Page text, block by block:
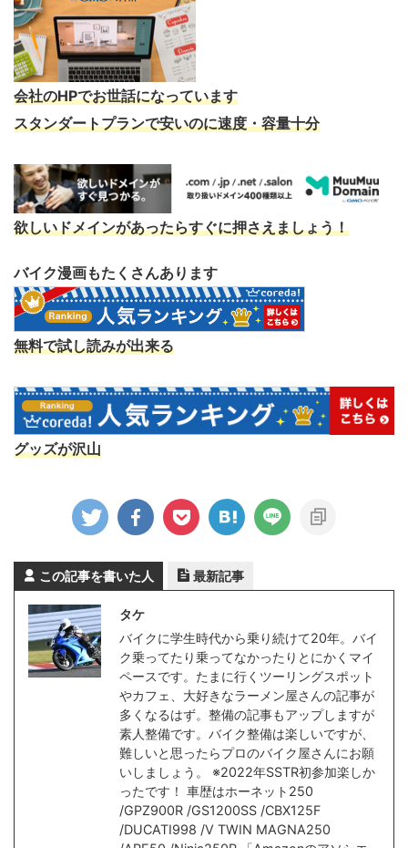
会社のHPでお世話になっています
スタンダートプランで安いのに速度・容量十分
欲しいドメインがあったらすぐに押さえましょう！
バイク漫画もたくさんあります
無料で試し読みが出来る
グッズが沢山
この記事を書いた人 最新記事
タケ
バイクに学生時代から乗り続けて20年。バイ
ク乗ってたり乗ってなかったりとにかくマイ
ペースです。たまに行くツーリングスポット
やカフェ、大好きなラーメン屋さんの記事が
多くなるはず。整備の記事もアップしますが
素人整備です。バイク整備は楽しいですが、
難しいと思ったらプロのバイク屋さんにお願
いしましょう。 ※2022年SSTR初参加楽しか
ったです！ 車歴はホーネット250
/GPZ900R /GS1200SS /CBX125F
/DUCATI998 /V TWIN MAGNA250